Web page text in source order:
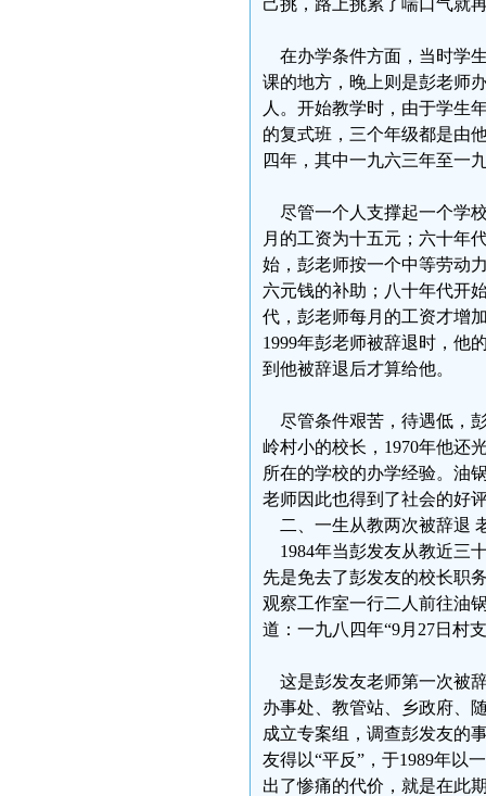
己挑，路上挑累了喘口气就
在办学条件方面，当时学
课的地方，晚上则是彭老师
人。开始教学时，由于学生
的复式班，三个年级都是由
四年，其中一九六三年至一
尽管一个人支撑起一个学
月的工资为十五元；六十年
始，彭老师按一个中等劳动
六元钱的补助；八十年代开
代，彭老师每月的工资才增
1999年彭老师被辞退时，他
到他被辞退后才算给他。
尽管条件艰苦，待遇低，
岭村小的校长，1970年他还
所在的学校的办学经验。油
老师因此也得到了社会的好
二、一生从教两次被辞退
1984年当彭发友从教近三
先是免去了彭发友的校长职
观察工作室一行二人前往油
道：一九八四年“9月27日村
这是彭发友老师第一次被
办事处、教管站、乡政府、
成立专案组，调查彭发友的
友得以“平反”，于1989年以
出了惨痛的代价，就是在此